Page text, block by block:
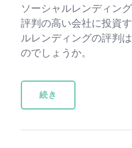
ソーシャルレンディン
評判の高い会社に投資
ルレンディングの評判
のでしょうか。
続き